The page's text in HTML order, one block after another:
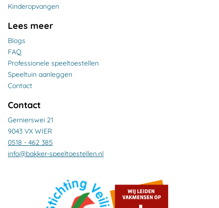
Kinderopvangen
Lees meer
Blogs
FAQ
Professionele speeltoestellen
Speeltuin aanleggen
Contact
Contact
Gernierswei 21
9043 VX WIER
0518 - 462 385
info@bakker-speeltoestellen.nl